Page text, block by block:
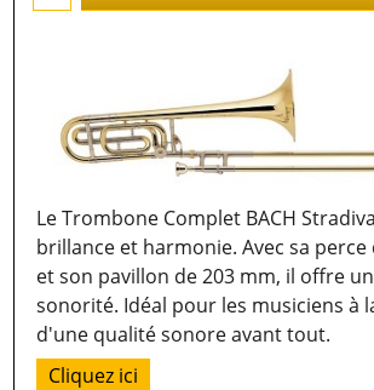
Le Trombone Complet BACH
brillance et harmonie. Avec sa perce
et son pavillon de 203 mm, il offre
sonorité. Idéal pour les musiciens à
d'une qualité sonore avant tout.
Cliquez ici